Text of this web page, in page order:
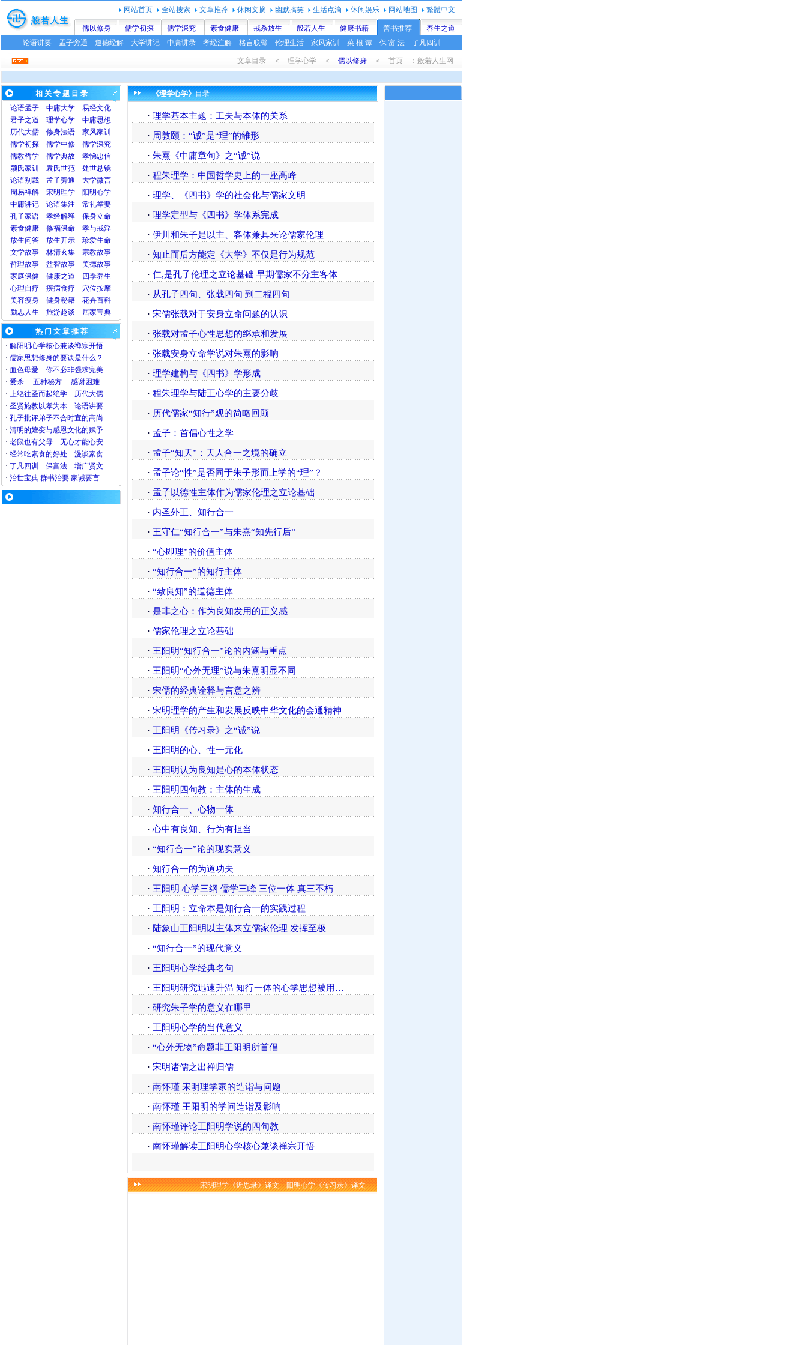
网站首页 全站搜索 文章推荐 休闲文摘 幽默搞笑 生活点滴 休闲娱乐 网站地图 繁體中文
儒以修身 儒学初探 儒学深究 素食健康 戒杀放生 般若人生 健康书籍 善书推荐
养生之道
论语讲要
孟子旁通 道德经解 大学讲记 中庸讲录 孝经注解 格言联璧 伦理生活 家风家训 菜 根 谭 保 富 法 了凡四训
文章目录 ＜ 理学心学 ＜ 儒以修身 ＜ 首页 ：般若人生网
相 关 专 题 目 录
论语孟子 中庸大学
易经文化
君子之道
理学心学
中庸思想
历代大儒
修身法语
家风家训
儒学初探
儒学中修
儒学深究
儒教哲学
儒学典故
孝悌忠信
颜氏家训
袁氏世范
处世悬镜
论语别裁
孟子旁通
大学微言
周易禅解
宋明理学
阳明心学
中庸讲记
论语集注
常礼举要
孔子家语
孝经解释
保身立命
素食健康
修福保命
孝与戒淫
放生问答
放生开示
珍爱生命
文学故事
林清玄集
宗教故事
哲理故事
益智故事
美德故事
家庭保健
健康之道
四季养生
心理自疗 疾病食疗 穴位按摩
美容瘦身 健身秘籍 花卉百科
励志人生
旅游趣谈 居家宝典
热 门 文 章 推 荐
· 解阳明心学核心兼谈禅宗开悟
· 儒家思想修身的要诀是什么？
· 血色母爱
你不必非强求完美
· 爱杀 五种秘方
感谢困难
· 上继往圣而起绝学
历代大儒
· 圣贤施教以孝为本
论语讲要
· 孔子批评弟子不合时宜的高尚
· 清明的嬗变与感恩文化的赋予
· 老鼠也有父母
无心才能心安
· 经常吃素食的好处
漫谈素食
· 了凡四训 保富法
增广贤文
· 治世宝典 群书治要 家诫要言
《理学心学》目录
· 理学基本主题：工夫与本体的关系
· 周敦颐：“诚”是“理”的雏形
· 朱熹《中庸章句》之“诚”说
· 程朱理学：中国哲学史上的一座高峰
· 理学、《四书》学的社会化与儒家文明
· 理学定型与《四书》学体系完成
· 伊川和朱子是以主、客体兼具来论儒家伦理
· 知止而后方能定《大学》不仅是行为规范
· 仁,是孔子伦理之立论基础 早期儒家不分主客体
· 从孔子四句、张载四句 到二程四句
· 宋儒张载对于安身立命问题的认识
· 张载对孟子心性思想的继承和发展
· 张载安身立命学说对朱熹的影响
· 理学建构与《四书》学形成
· 程朱理学与陆王心学的主要分歧
· 历代儒家“知行”观的简略回顾
· 孟子：首倡心性之学
· 孟子“知天”：天人合一之境的确立
· 孟子论“性”是否同于朱子形而上学的“理”？
· 孟子以德性主体作为儒家伦理之立论基础
· 内圣外王、知行合一
· 王守仁“知行合一”与朱熹“知先行后”
· “心即理”的价值主体
· “知行合一”的知行主体
· “致良知”的道德主体
· 是非之心：作为良知发用的正义感
· 儒家伦理之立论基础
· 王阳明“知行合一”论的内涵与重点
· 王阳明“心外无理”说与朱熹明显不同
· 宋儒的经典诠释与言意之辨
· 宋明理学的产生和发展反映中华文化的会通精神
· 王阳明《传习录》之“诚”说
· 王阳明的心、性一元化
· 王阳明认为良知是心的本体状态
· 王阳明四句教：主体的生成
· 知行合一、心物一体
· 心中有良知、行为有担当
· “知行合一”论的现实意义
· 知行合一的为道功夫
· 王阳明 心学三纲 儒学三峰 三位一体 真三不朽
· 王阳明：立命本是知行合一的实践过程
· 陆象山王阳明以主体来立儒家伦理 发挥至极
· “知行合一”的现代意义
· 王阳明心学经典名句
· 王阳明研究迅速升温 知行一体的心学思想被用…
· 研究朱子学的意义在哪里
· 王阳明心学的当代意义
· “心外无物”命题非王阳明所首倡
· 宋明诸儒之出禅归儒
· 南怀瑾 宋明理学家的造诣与问题
· 南怀瑾 王阳明的学问造诣及影响
· 南怀瑾评论王阳明学说的四句教
· 南怀瑾解读王阳明心学核心兼谈禅宗开悟
宋明理学《近思录》译文 阳明心学《传习录》译文